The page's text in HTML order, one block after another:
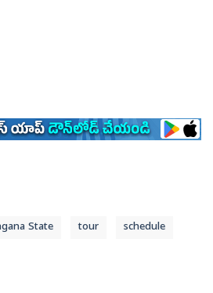
State tour schedule